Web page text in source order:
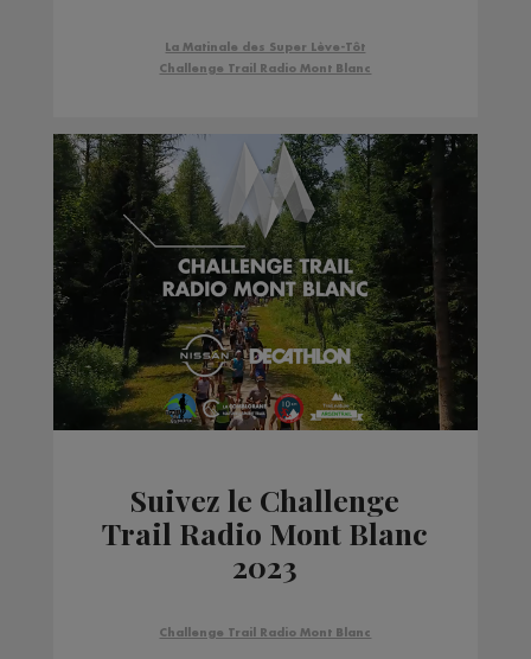
La Matinale des Super Lève-Tôt
Challenge Trail Radio Mont Blanc
Suivez le Challenge
Trail Radio Mont Blanc
2023
Challenge Trail Radio Mont Blanc